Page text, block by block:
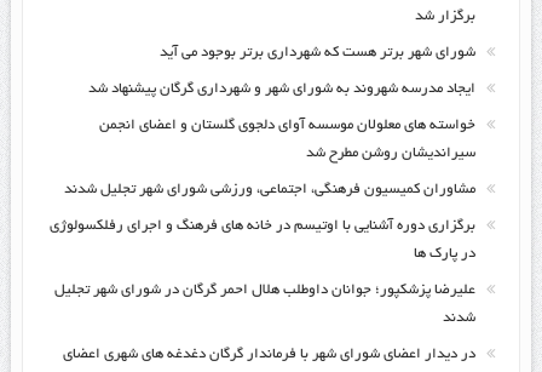
برگزار شد
شورای شهر برتر هست که شهرداری برتر بوجود می آید
ایجاد مدرسه شهروند به شورای شهر و شهرداری گرگان پیشنهاد شد
خواسته های معلولان موسسه آوای دلجوی گلستان و اعضای انجمن
سیراندیشان روشن مطرح شد
مشاوران کمیسیون فرهنگی، اجتماعی، ورزشی شورای شهر تجلیل شدند
برگزاری دوره آشنایی با اوتیسم در خانه های فرهنگ و اجرای رفلکسولوژی
در پارک ها
علیرضا پزشکپور؛ جوانان داوطلب هلال احمر گرگان در شورای شهر تجلیل
شدند
در دیدار اعضای شورای شهر با فرماندار گرگان دغدغه های شهری اعضای